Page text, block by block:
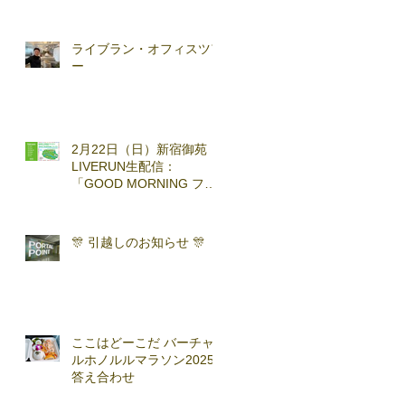
ライブラン・オフィスツア
ー
2月22日（日）新宿御苑
LIVERUN生配信：
「GOOD MORNING ファ
🎊 引越しのお知らせ 🎊
ここはどーこだ バーチャ
ルホノルルマラソン2025
答え合わせ